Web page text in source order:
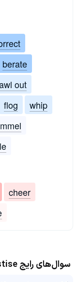
berate
out
flog
whip
cheer
سوال‌های رایج chastise